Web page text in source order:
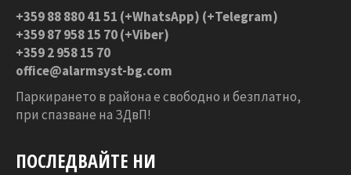
+359 88 880 41 51 (+WhatsApp) (+Telegram)
+359 87 958 15 70 (+Viber)
+359 2 958 15 70
office@alarmsyst-bg.com
Паркирането в района е свободно и безплатно,
при спазване на ЗДвП!
ПОСЛЕДВАЙТЕ НИ